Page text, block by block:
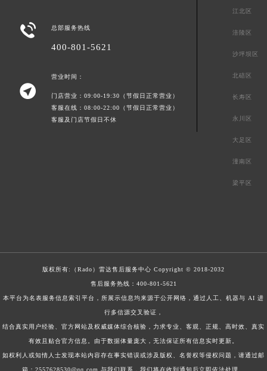
 总部服务热线
400-801-5621

营业时间：
门店营业：09:00-19:30（节假日正常营业）
客服在线：08:00-22:00（节假日正常营业）
客服及门店节假日不休
江北区
涪陵区
沙坪坝区
北碚区
长寿区
永川区
大足区
潼南区
梁平区
版权所有:（Rado） 雷达售后服务中心 Copyright © 2018-2032
售后服务热线： 400-801-5621
本平台为名表服务信息索引平台，所展示信息均来源于公开网络，通过人工、机器与 AI 进
行多信源交叉验证，
结合真实用户经验、官方网站及权威媒体综合核验，力求专业、客观、正规、高时效、真实
有效且贴合官方信息。由于数据体量庞大，无法保证所有信息实时更新。
如权利人或知情人士发现本站内容存在事实错误或涉及版权、名誉权等侵权问题，请通过邮
箱：2557628530@qq.com 与我们联系，我们将在收到通知后立即依法处理。